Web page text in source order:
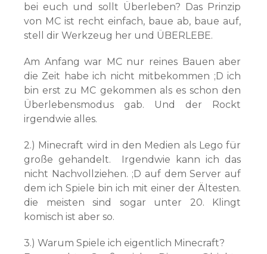
bei euch und sollt Überleben? Das Prinzip
von MC ist recht einfach, baue ab, baue auf,
stell dir Werkzeug her und ÜBERLEBE.
Am Anfang war MC nur reines Bauen aber
die Zeit habe ich nicht mitbekommen ;D ich
bin erst zu MC gekommen als es schon den
Überlebensmodus gab. Und der Rockt
irgendwie alles.
2.) Minecraft wird in den Medien als Lego für
große gehandelt. Irgendwie kann ich das
nicht Nachvollziehen. ;D auf dem Server auf
dem ich Spiele bin ich mit einer der Ältesten.
die meisten sind sogar unter 20. Klingt
komisch ist aber so.
3.) Warum Spiele ich eigentlich Minecraft?